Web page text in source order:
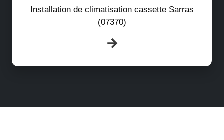
Installation de climatisation cassette Sarras
(07370)